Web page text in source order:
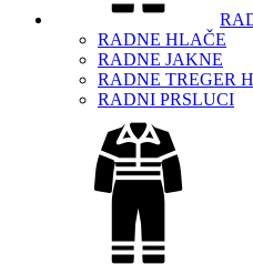
RADNE HLAČE
RADNE JAKNE
RADNE TREGER
RADNI PRSLUCI